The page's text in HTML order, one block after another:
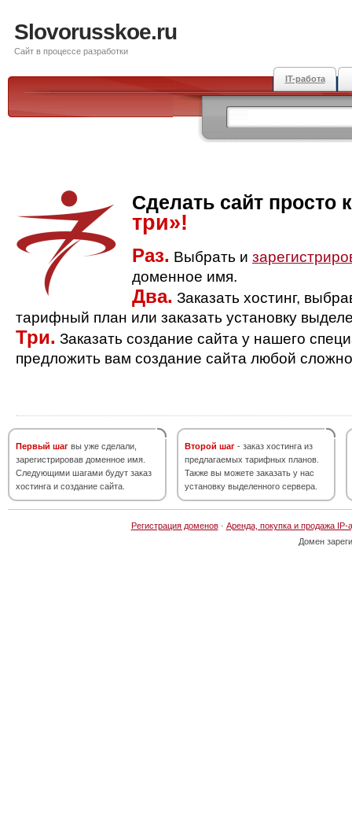
Slovorusskoe.ru
Сайт в процессе разработки
IT-работа
Сделать сайт просто
три»!
Раз. Выбрать и
доменное имя.
Два. Заказать хостинг,
тарифный план или заказать установку
Три. Заказать создание сайта у нашего
предложить вам создание сайта любой
Первый шаг вы уже сделали,
зарегистрировав доменное имя.
Следующими шагами будут заказ
хостинга и создание сайта.
Второй шаг - заказ хостинга из
предлагаемых тарифных планов.
Также вы можете заказать у нас
установку выделенного сервера.
Регистрация доменов· Аренда, покупка и продажа IP-
Домен